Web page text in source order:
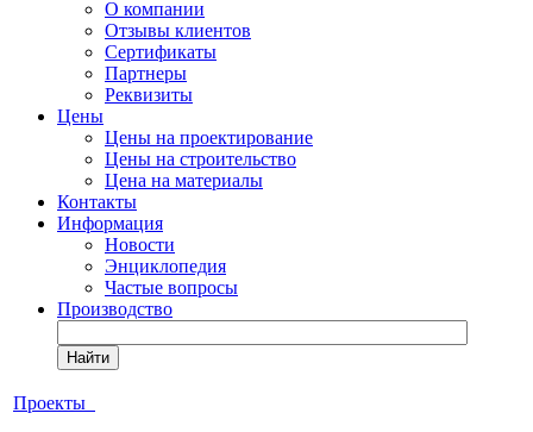
О компании
Отзывы клиентов
Сертификаты
Партнеры
Реквизиты
Цены
Цены на проектирование
Цены на строительство
Цена на материалы
Контакты
Информация
Новости
Энциклопедия
Частые вопросы
Производство
Найти
Проекты